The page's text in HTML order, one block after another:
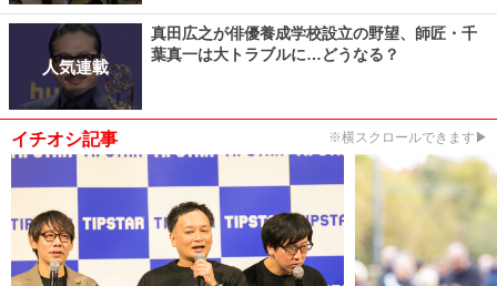
人気連載
真田広之が俳優養成学校設立の野望、師匠・千
葉真一は大トラブルに…どうなる？
イチオシ記事 ※横スクロールできます▶